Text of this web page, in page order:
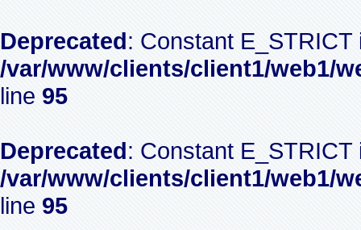
Deprecated: Constant
/var/www/clients/client1/web1/
line 95
Deprecated: Constant
/var/www/clients/client1/web1/
line 95